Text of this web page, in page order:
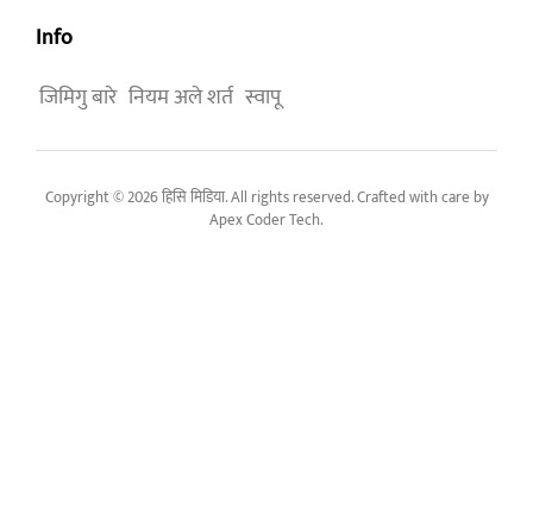
Info
जिमिगु बारे नियम अले शर्त स्वापू
Copyright © 2026 हिसि मिडिया. All rights reserved. Crafted with care by
Apex Coder Tech.